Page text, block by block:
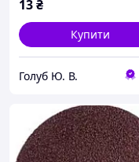
13₴
Купити
Голуб Ю. В.